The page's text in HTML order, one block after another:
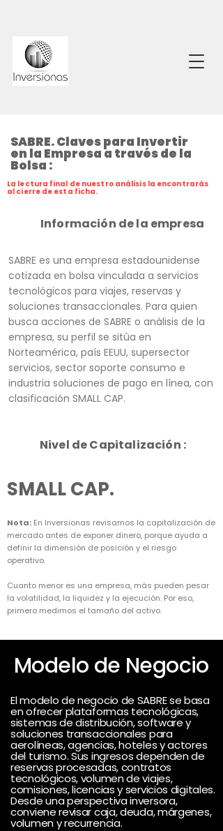
SABRE. Claves para Invertir
en la Empresa a través de la
Bolsa :
La lectura final de nuestro análisis la encontrarás
al cierre de esta ficha.
Información de la empresa
SABRE es una empresa estadounidense
cotizada en bolsa vinculada a servicios
tecnológicos para viajes, reservas y
soluciones transaccionales. Para quien
busca acciones de SABRE o análisis de la
empresa, su perfil se sitúa en
Norteamérica, país EEUU, supersector
servicios, sector soporte consumo e
industria soluciones de pago en línea, con
clasificación SMALL CAP.
Nivel de Capitalización :
SMALL CAP.
Nota: En Inversionas revisamos la capitalización de
mercado antes de exponer dinero, porque ayuda a
definir la dimensión de posición y el riesgo
operativo.
Cuanto menor es una empresa, más pueden pesar
la volatilidad, la liquidez y la ejecución. Por eso,
primero medimos el tamaño del activo.
Modelo de Negocio
El modelo de negocio de SABRE se basa
en ofrecer plataformas tecnológicas,
sistemas de distribución, software y
soluciones transaccionales para
aerolíneas, agencias, hoteles y actores
del turismo. Sus ingresos dependen de
reservas procesadas, contratos
tecnológicos, volumen de viajes,
comisiones, licencias y servicios digitales.
Desde una perspectiva inversora,
conviene revisar caja, deuda, márgenes,
volumen y recurrencia.